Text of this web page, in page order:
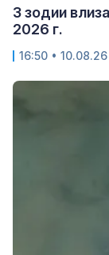
3 зодии
2026 г.
16:50 • 10.08.26